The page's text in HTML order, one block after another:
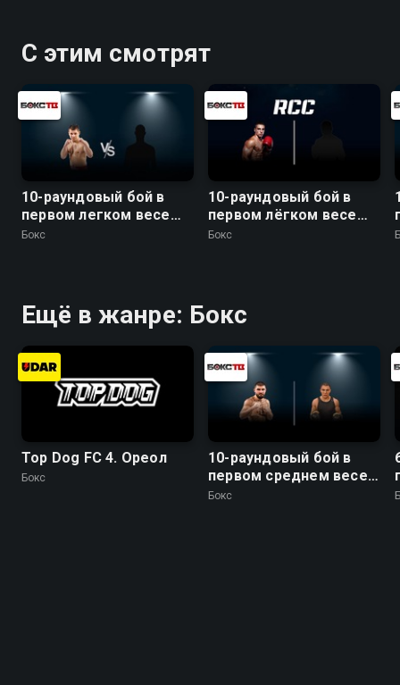
С этим смотрят
10-раундовый бой в
первом легком весе
(до 59 кг): Евгений
Бокс
10-раундовый бой в
первом лёгком весе
(до 59 кг)
Бокс
Ещё в жанре: Бокс
Top Dog FC 4. Ореол
Бокс
10-раундовый бой в
первом среднем весе
(до 69,9 кг)
Бокс